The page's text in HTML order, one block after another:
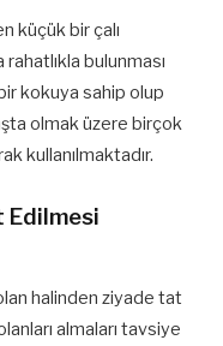
küçük bir çalı
bulunması
kokuya sahip olup
olmak üzere birçok
kullanılmaktadır.
Edilmesi
halinden ziyade tat
almaları tavsiye